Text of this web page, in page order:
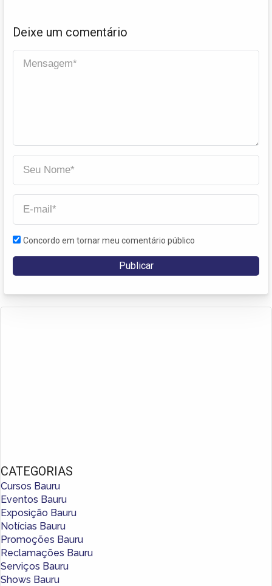
Deixe um comentário
Concordo em tornar meu comentário público
CATEGORIAS
Cursos Bauru
Eventos Bauru
Exposição Bauru
Notícias Bauru
Promoções Bauru
Reclamações Bauru
Serviços Bauru
Shows Bauru